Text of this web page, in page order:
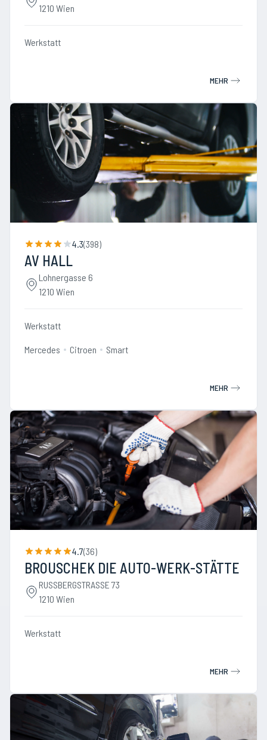
1210 Wien
Werkstatt
MEHR
4.3(398)
AV HALL
Lohnergasse 6
1210 Wien
Werkstatt
Mercedes Citroen Smart
MEHR
4.7(36)
BROUSCHEK DIE AUTO-WERK-STÄTTE
RUSSBERGSTRASSE 73
1210 Wien
Werkstatt
MEHR